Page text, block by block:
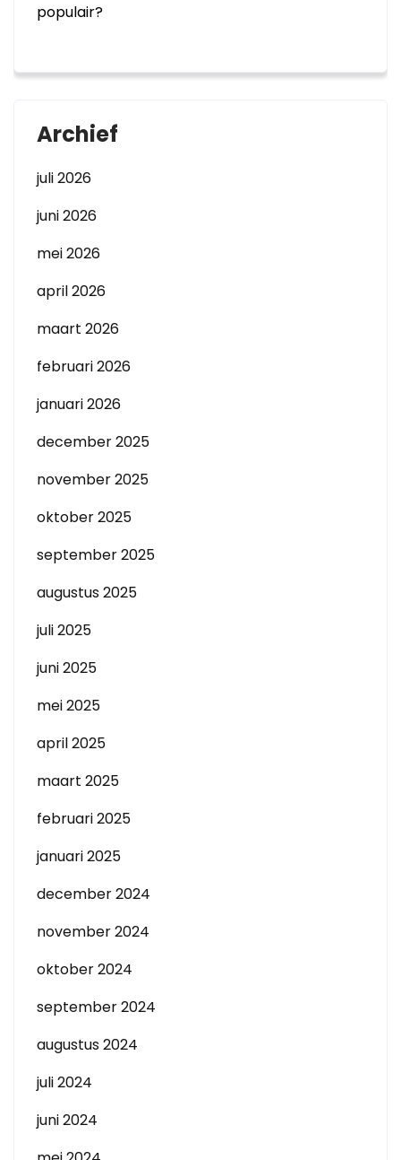
populair?
Archief
juli 2026
juni 2026
mei 2026
april 2026
maart 2026
februari 2026
januari 2026
december 2025
november 2025
oktober 2025
september 2025
augustus 2025
juli 2025
juni 2025
mei 2025
april 2025
maart 2025
februari 2025
januari 2025
december 2024
november 2024
oktober 2024
september 2024
augustus 2024
juli 2024
juni 2024